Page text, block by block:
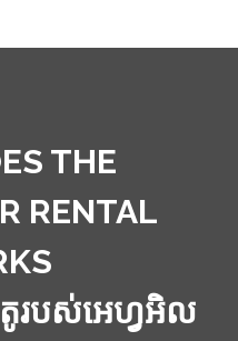
THE
RENTAL
របស់អេហ្វអិល